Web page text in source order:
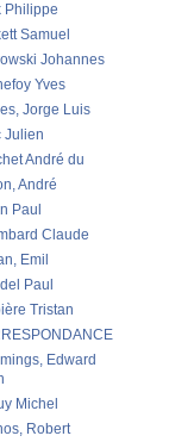
Philippe
Samuel
Johannes
Yves
Jorge Luis
Julien
André du
André
Paul
Claude
Emil
Paul
Tristan
Edward
Michel
Robert